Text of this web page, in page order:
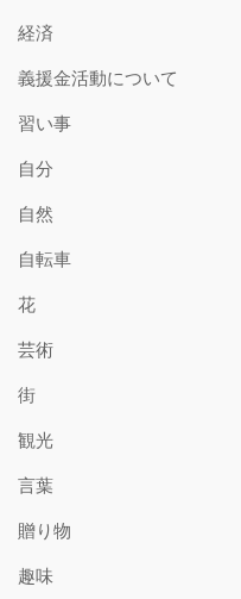
経済
義援金活動について
習い事
自分
自然
自転車
花
芸術
街
観光
言葉
贈り物
趣味